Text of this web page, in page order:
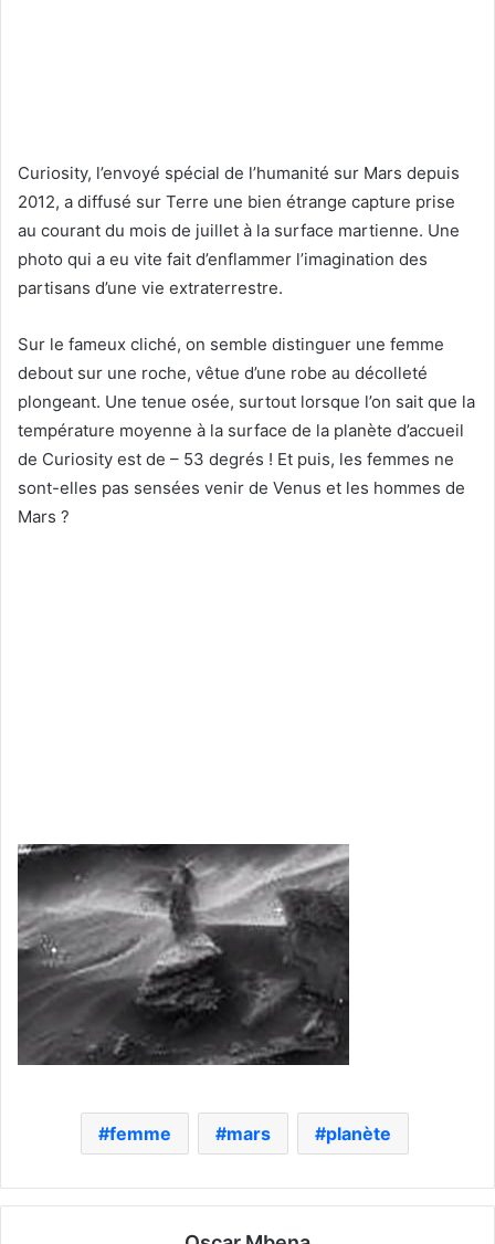
Curiosity, l’envoyé spécial de l’humanité sur Mars depuis
2012, a diffusé sur Terre une bien étrange capture prise
au courant du mois de juillet à la surface martienne. Une
photo qui a eu vite fait d’enflammer l’imagination des
partisans d’une vie extraterrestre.
Sur le fameux cliché, on semble distinguer une femme
debout sur une roche, vêtue d’une robe au décolleté
plongeant. Une tenue osée, surtout lorsque l’on sait que la
température moyenne à la surface de la planète d’accueil
de Curiosity est de – 53 degrés ! Et puis, les femmes ne
sont-elles pas sensées venir de Venus et les hommes de
Mars ?
femme mars planète